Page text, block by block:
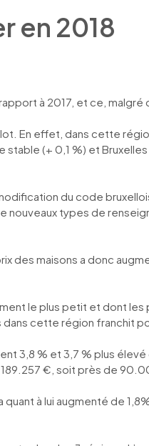
en 2018
à 2017, et ce,
En effet, dans cette
(+ 0,1 %) et
du code
types de
des maisons a donc
le plus petit et dont les
dans cette région franchit
3,8 % et 3,7 % plus élevé
€, soit près de
à lui augmenté de